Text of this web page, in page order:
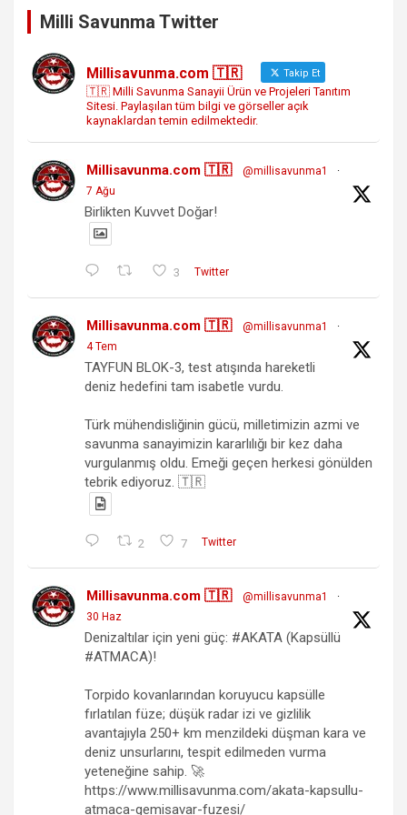
Milli Savunma Twitter
Millisavunma.com 🇹🇷 Takip Et
🇹🇷 Milli Savunma Sanayii Ürün ve Projeleri Tanıtım
Sitesi. Paylaşılan tüm bilgi ve görseller açık
kaynaklardan temin edilmektedir.
Millisavunma.com 🇹🇷 @millisavunma1
·
7 Ağu
Birlikten Kuvvet Doğar!
3 Twitter
Millisavunma.com 🇹🇷 @millisavunma1
·
4 Tem
TAYFUN BLOK-3, test atışında hareketli
deniz hedefini tam isabetle vurdu.
Türk mühendisliğinin gücü, milletimizin azmi ve
savunma sanayimizin kararlılığı bir kez daha
vurgulanmış oldu. Emeği geçen herkesi gönülden
tebrik ediyoruz. 🇹🇷
2 7 Twitter
Millisavunma.com 🇹🇷 @millisavunma1
·
30 Haz
Denizaltılar için yeni güç: #AKATA (Kapsüllü
#ATMACA)!
Torpido kovanlarından koruyucu kapsülle
fırlatılan füze; düşük radar izi ve gizlilik
avantajıyla 250+ km menzildeki düşman kara ve
deniz unsurlarını, tespit edilmeden vurma
yeteneğine sahip. 🚀
https://www.millisavunma.com/akata-kapsullu-
atmaca-gemisavar-fuzesi/